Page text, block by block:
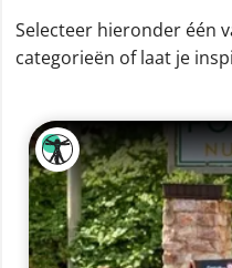
Selecteer hieronder één
categorieën of laat je